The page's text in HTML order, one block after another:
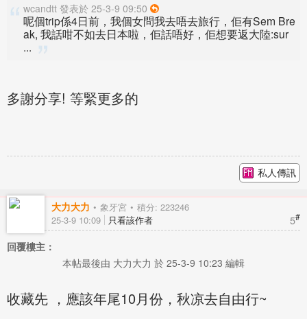
wcandtt 發表於 25-3-9 09:50
呢個trip係4日前，我個女問我去唔去旅行，佢有Sem Bre
ak, 我話咁不如去日本啦，佢話唔好，佢想要返大陸:sur
...
多謝分享! 等緊更多的
私人傳訊
大力大力 象牙宮 積分: 223246
5#
25-3-9 10:09 只看該作者
回覆樓主：
本帖最後由 大力大力 於 25-3-9 10:23 編輯
收藏先 ，應該年尾10月份，秋凉去自由行~